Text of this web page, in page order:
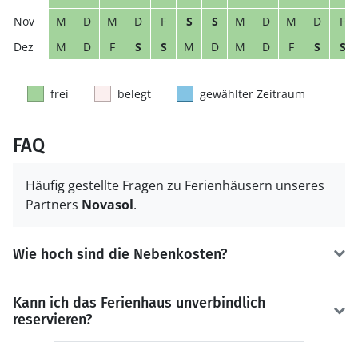
M
D M D F S S M D M D
F
M
D F S S M D M D F S S
frei belegt gewählter Zeitraum
FAQ
Häufig gestellte Fragen zu Ferienhäusern unseres
Partners Novasol.
Wie hoch sind die Nebenkosten?
Kann ich das Ferienhaus unverbindlich
reservieren?